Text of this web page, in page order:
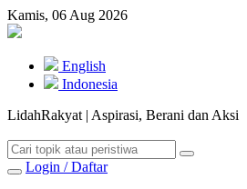
Kamis, 06 Aug 2026
English
Indonesia
LidahRakyat | Aspirasi, Berani dan Aksi
Login / Daftar